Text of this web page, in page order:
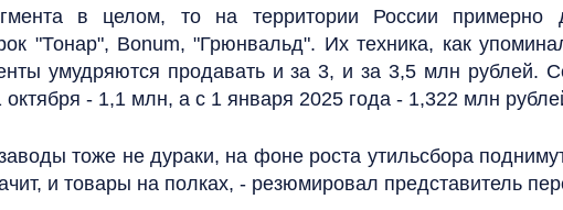
в целом, то на территории России примерно
"Тонар", Bonum, "Грюнвальд". Их техника, как
умудряются продавать и за 3, и за 3,5 млн рублей.
- 1,1 млн, а с 1 января 2025 года - 1,322 млн
тоже не дураки, на фоне роста утильсбора
и товары на полках, - резюмировал представитель